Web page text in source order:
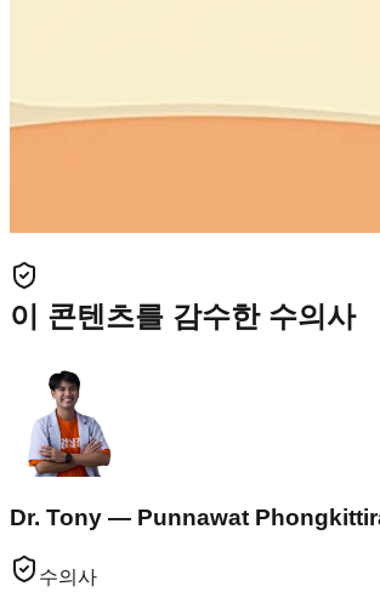
이 콘텐츠를 감수한 수의사
Dr. Tony — Punnawat
수의사